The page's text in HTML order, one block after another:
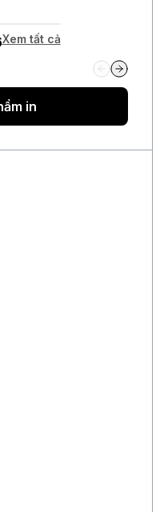
các thử nghiệm AI
lãi 8,5 tỉ USD từ
Xem tất cả
in